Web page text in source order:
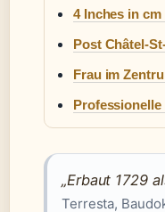
4 Inches in cm
Post Châtel-
Frau im
„Erbaut 1729
Terresta,